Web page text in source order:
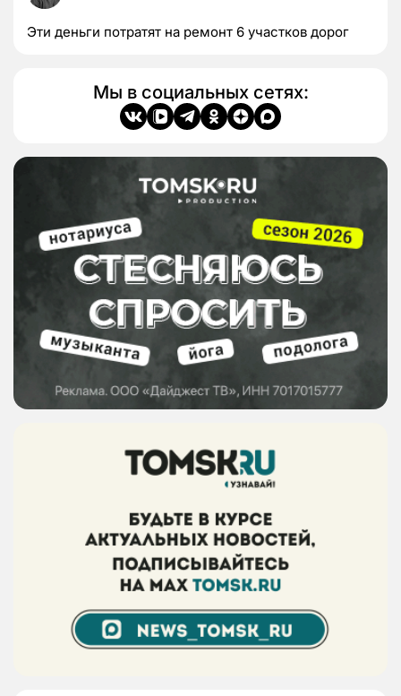
Эти деньги потратят на ремонт 6 участков дорог
Мы в социальных сетях: